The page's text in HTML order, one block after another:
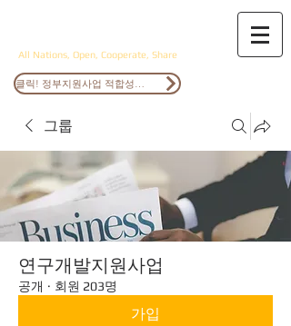
All Nations, Open, Cooperate, Share
그룹
연구개발지원사업
공개 · 회원 203명
가입